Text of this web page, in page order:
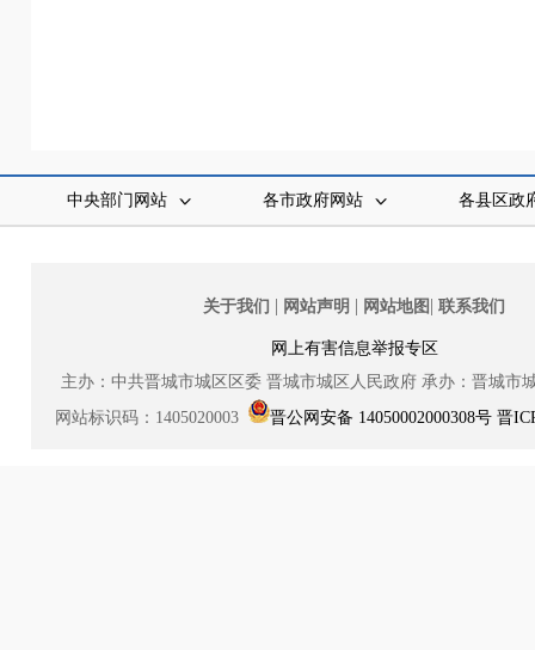
中央部门网站 各市政府网站 各县区政
关于我们 | 网站声明 | 网站地图 | 联系我们
网上有害信息举报专区
主办：中共晋城市城区区委 晋城市城区人民政府 承办：晋城市
网站标识码：1405020003
晋公网安备 14050002000308号 晋